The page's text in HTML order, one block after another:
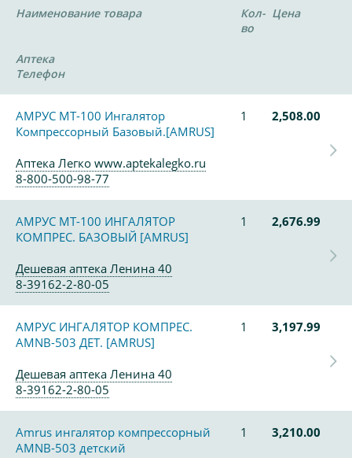
Наименование товара
Кол-
во
Цена
Аптека
Телефон
АМРУС MT-100 Ингалятор
Компрессорный Базовый.[AMRUS]
1 2,508.00
Аптека Легко www.aptekalegko.ru
8-800-500-98-77
АМРУС MT-100 ИНГАЛЯТОР
КОМПРЕС. БАЗОВЫЙ [AMRUS]
1 2,676.99
Дешевая аптека Ленина 40
8-39162-2-80-05
АМРУС ИНГАЛЯТОР КОМПРЕС.
AMNB-503 ДЕТ. [AMRUS]
1 3,197.99
Дешевая аптека Ленина 40
8-39162-2-80-05
Amrus ингалятор компрессорный
AMNB-503 детский
1 3,210.00